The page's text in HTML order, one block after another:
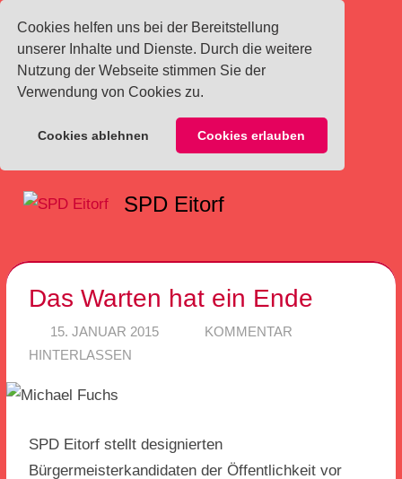
Cookies helfen uns bei der Bereitstellung
unserer Inhalte und Dienste. Durch die weitere
Nutzung der Webseite stimmen Sie der
Verwendung von Cookies zu.
Cookies ablehnen Cookies erlauben
Inhalt
SPD Eitorf
Das Warten hat ein Ende
15. JANUAR 2015 SPD EITORF
KOMMENTAR
HINTERLASSEN
SPD Eitorf stellt designierten
Bürgermeisterkandidaten der Öffentlichkeit vor